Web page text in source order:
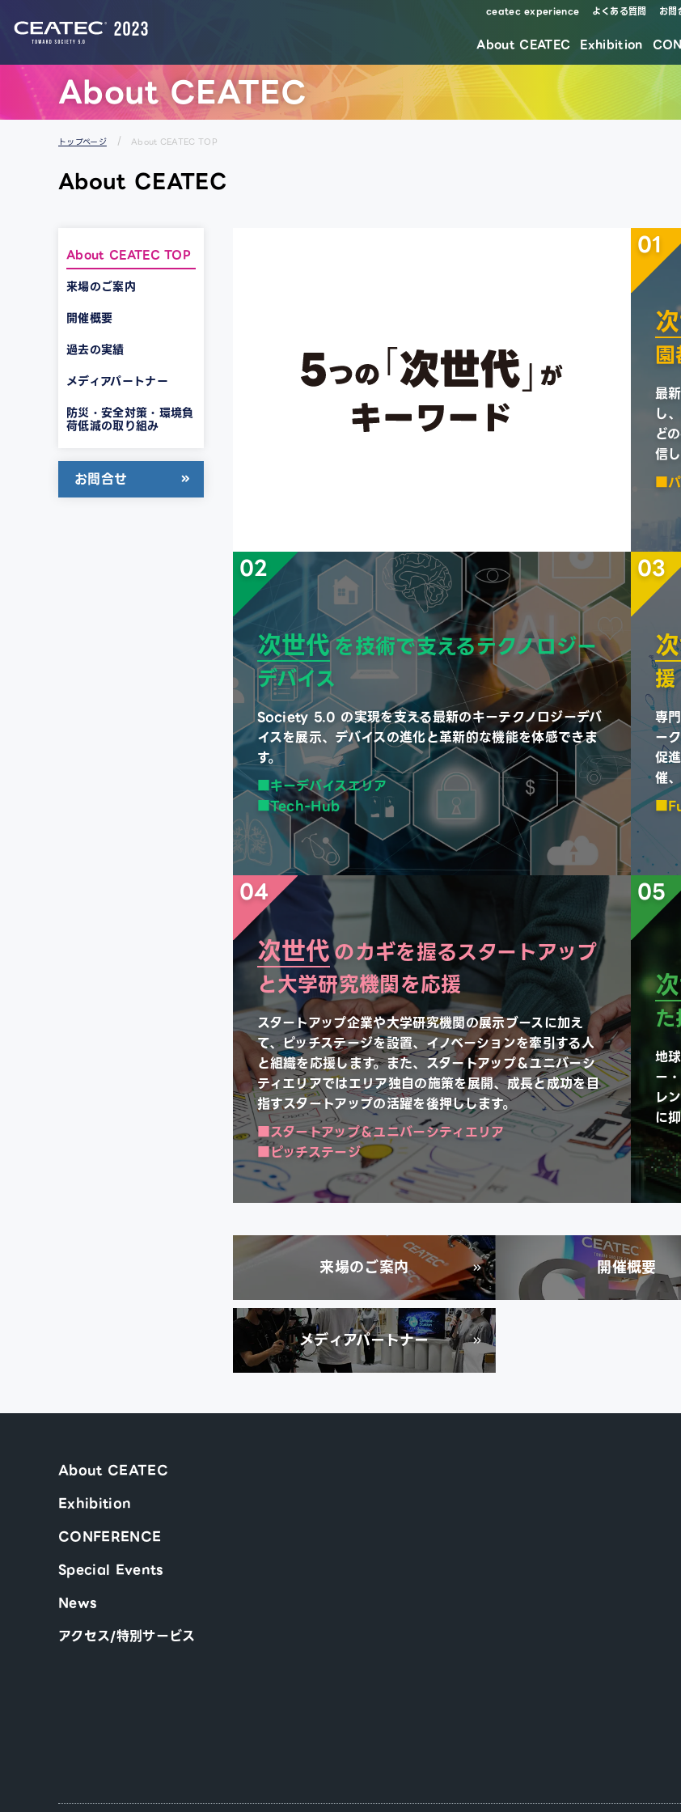
About CEATEC Exhibition
ceatec experience よくある質問 お問
About CEATEC
トップページ About CEATEC TOP
About CEATEC
01
最
し
ど
信
02
次世代を技術で支えるテクノロジー
デバイス
Society 5.0 の実現を支える最新のキーテクノロジーデバ
イスを展示、デバイスの進化と革新的な機能を体感できま
す。
キーデバイスエリア
Tech-Hub
03
援
専
ー
促
催
04
次世代のカギを握るスタートアップ
と大学研究機関を応援
スタートアップ企業や大学研究機関の展示ブースに加え
て、ピッチステージを設置、イノベーションを牽引する人
と組織を応援します。また、スタートアップ＆ユニバーシ
ティエリアではエリア独自の施策を展開、成長と成功を目
指すスタートアップの活躍を後押しします。
スタートアップ＆ユニバーシティエリア
ピッチステージ
05
地
ー
レ
に
来場のご案内 開催概要
メディアパートナー
About CEATEC TOP
来場のご案内
開催概要
過去の実績
メディアパートナー
防災・安全対策・環境負
荷低減の取り組み
お問合せ
About CEATEC
Exhibition
CONFERENCE
Special Events
News
アクセス/特別サービス